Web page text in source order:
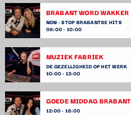
BRABANT WORD WAKKER
NON - STOP BRABANTSE HITS
06:00 - 10:00
MUZIEK FABRIEK
DE GEZELLIGHEID OP HET WERK
10:00 - 12:00
GOEDE MIDDAG BRABANT
12:00 - 18:00